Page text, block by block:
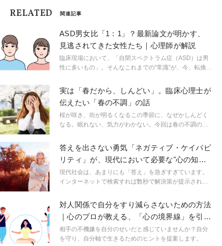
RELATED 関連記事
ASD男女比「1：1」？最新論文が明かす、
見逃されてきた女性たち｜心理師が解説
臨床現場において、「自閉スペクトラム症（ASD）は男
性に多いもの」。そんなこれまでの“常識”が、今、転換期
女性の当事者を見逃し続けてきたのか紐解いていきま
す。
実は「春だから、しんどい」。臨床心理士が
伝えたい「春の不調」の話
桜が咲き、街が明るくなるこの季節に、なぜかしんどく
なる。眠れない、気力がわかない。今回は春の不調のお
答えを出さない勇気「ネガティブ・ケイパビ
リティ」が、現代において必要な"心の知
性"であるのはなぜか？
現代社会は、あまりにも「答え」を急ぎすぎています。
インターネットで検索すれば数秒で解決策が提示され、
持を集める。効率よく、最短距離で解決にたどり着くこ
とこそが有能さの証である。そんな空気の中で、私たち
は「よくわからない状態」に耐える力を失いつつあるの
かもしれません。しかし、人の心の問題は、そう簡単に
割り切れるものではありません。むしろ、安易な答えに
対人関係で自分をすり減らさないための方法
｜心のプロが教える、「心の境界線」を引く
ということ
相手の不機嫌を自分のせいだと感じていませんか？自分
を守り、自分軸で生きるためのヒントを提案します。